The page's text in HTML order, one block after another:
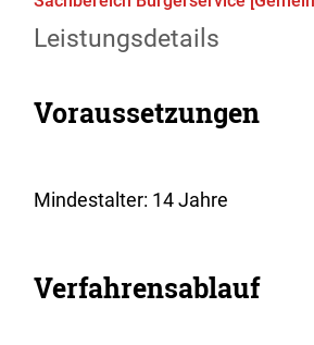
Leistungsdetails
Voraussetzungen
Mindestalter: 14 Jahre
Verfahrensablauf